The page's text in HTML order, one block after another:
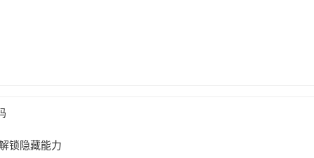
锁隐藏能力